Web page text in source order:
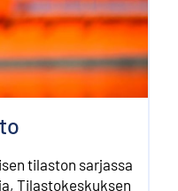
tilaston sarjassa
Tilastokeskuksen